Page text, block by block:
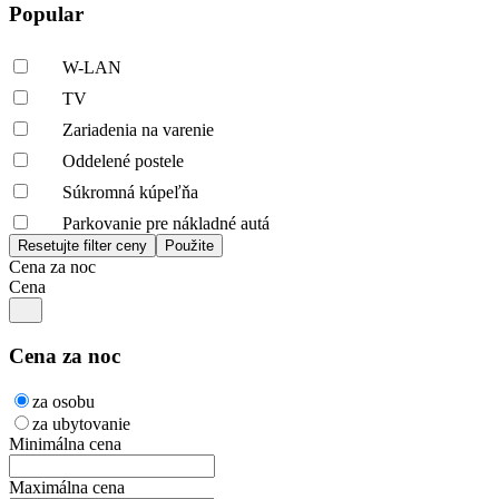
Popular
W-LAN
TV
Zariadenia na varenie
Oddelené postele
Súkromná kúpeľňa
Parkovanie pre nákladné autá
Cena za noc
Cena
Cena za noc
za osobu
za ubytovanie
Minimálna cena
Maximálna cena